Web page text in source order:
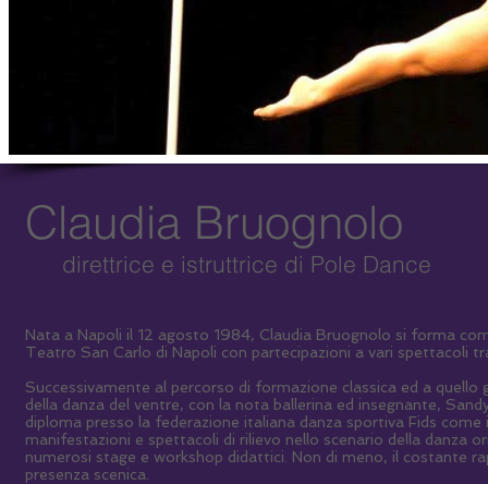
Claudia Bruognolo
direttrice e istruttrice di Pole Dance
Nata a Napoli il 12 agosto 1984, Claudia Bruognolo si forma
Teatro San Carlo di Napoli con partecipazioni a vari spettacoli
Successivamente al percorso di formazione classica ed a
della danza del ventre, con la nota ballerina ed insegnante,
diploma presso la federazione italiana danza sportiva Fids
manifestazioni e spettacoli di rilievo nello scenario della danza
numerosi stage e workshop didattici. Non di meno, il costante
presenza scenica.